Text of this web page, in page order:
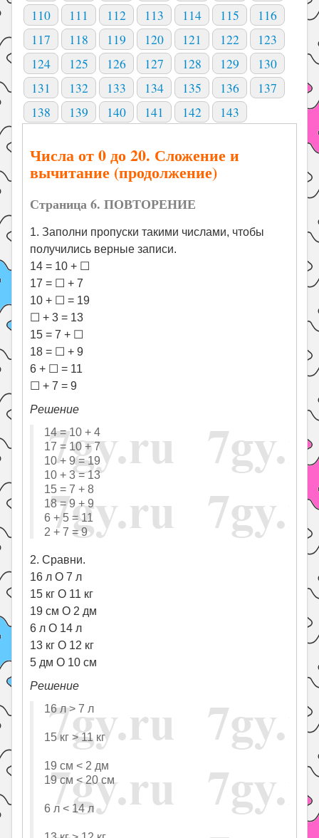
110
111 112 113 114 115
116
117
118 119 120 121 122
123
124
125 126 127 128 129
130
131
132 133 134 135 136
137
138
139 140 141 142 143
Числа от 0 до 20. Сложение и
вычитание (продолжение)
Страница 6. ПОВТОРЕНИЕ
1. Заполни пропуски такими числами, чтобы
получились верные записи.
14 = 10 + ☐
17 = ☐ + 7
10 + ☐ = 19
☐ + 3 = 13
15 = 7 + ☐
18 = ☐ + 9
6 + ☐ = 11
☐ + 7 = 9
Решение
14 = 10 + 4
17 = 10 + 7
10 + 9 = 19
10 + 3 = 13
15 = 7 + 8
18 = 9 + 9
6 + 5 = 11
2 + 7 = 9
2. Сравни.
16 л O 7 л
15 кг O 11 кг
19 см O 2 дм
6 л O 14 л
13 кг O 12 кг
5 дм O 10 см
Решение
16 л > 7 л
15 кг > 11 кг
19 см < 2 дм
19 см < 20 см
6 л < 14 л